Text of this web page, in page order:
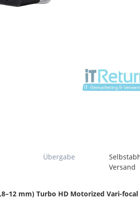
Übergabe
Versand
mm) Turbo HD Motorized Vari-